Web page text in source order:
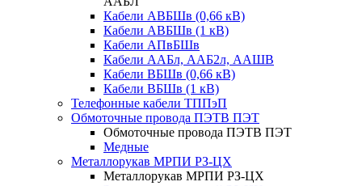
Кабели АВБШв (0,66 кВ)
Кабели АВБШв (1 кВ)
Кабели АПвБШв
Кабели ААБл, ААБ2л, ААШВ
Кабели ВБШв (0,66 кВ)
Кабели ВБШв (1 кВ)
Телефонные кабели ТППэП
Обмоточные провода ПЭТВ ПЭТ
Обмоточные провода ПЭТВ ПЭТ
Медные
Металлорукав МРПИ РЗ-ЦХ
Металлорукав МРПИ РЗ-ЦХ